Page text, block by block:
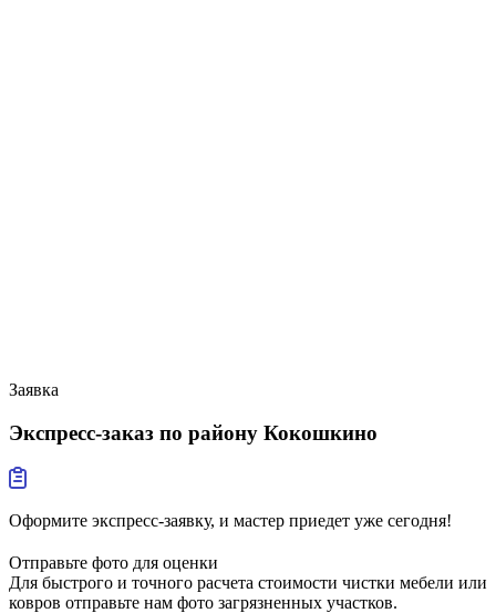
Заявка
Экспресс-заказ по району Кокошкино
Оформите экспресс-заявку, и мастер приедет уже сегодня!
Отправьте фото для оценки
Для быстрого и точного расчета стоимости чистки мебели или
ковров отправьте нам фото загрязненных участков.